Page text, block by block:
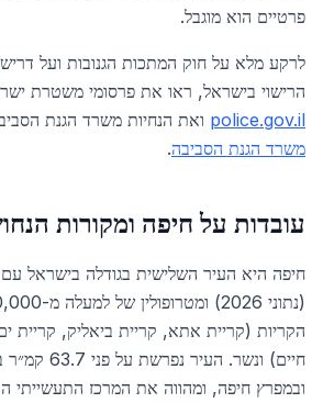
פרטיים הוא מוגבל.
לרקע מלא על חוק המתכות הגנובות ועל
הרישוי בישראל, ראו את פרסומי משטרת
police.gov.il ואת הנחיות משרד הגנת
משרד הגנת הסביבה.
עובדות על חיפה ומקורות
הקריות (קריית אתא, קריית ביאליק, קריית
חיים) ונשר.
ובמפרץ חיפה, ומהווה את המרכז התעשייתי